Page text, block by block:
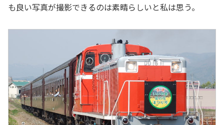
も良い写真が撮影できるのは素晴らしいと私は思う。